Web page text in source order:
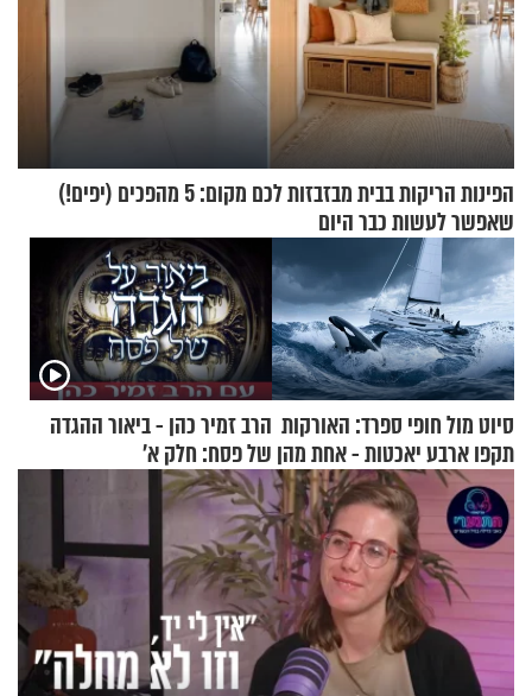
הפינות הריקות בבית מבזבזות לכם מקום: 5 מהפכים (יפים!)
שאפשר לעשות כבר היום
סיוט מול חופי ספרד: האורקות
תקפו ארבע יאכטות - אחת מהן
טבעה
הרב זמיר כהן - ביאור ההגדה
של פסח: חלק א’